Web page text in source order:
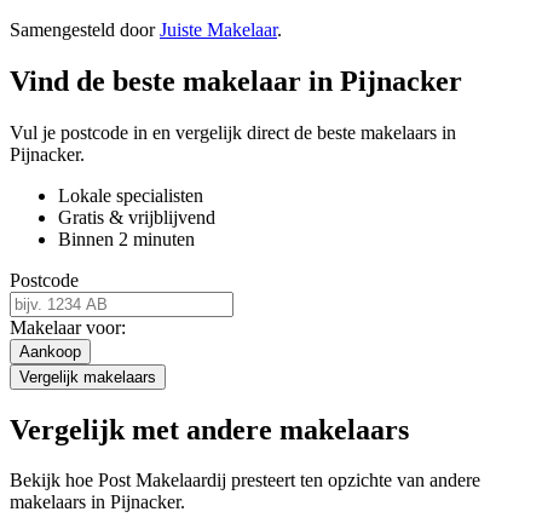
Samengesteld doorJuiste Makelaar.
Vind de beste makelaar in Pijnacker
Vul je postcode in en vergelijk direct de beste makelaars in
Pijnacker.
Lokale specialisten
Gratis & vrijblijvend
Binnen 2 minuten
Postcode
Makelaar voor:
Aankoop
Vergelijk makelaars
Vergelijk met andere makelaars
Bekijk hoe Post Makelaardij presteert ten opzichte van andere
makelaars in Pijnacker.